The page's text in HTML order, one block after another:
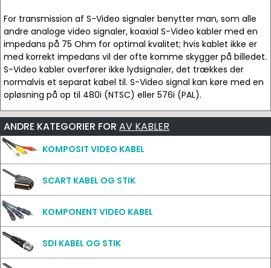
For transmission af S-Video signaler benytter man, som alle
andre analoge video signaler, koaxial S-Video kabler med en
impedans på 75 Ohm for optimal kvalitet; hvis kablet ikke er
med korrekt impedans vil der ofte komme skygger på billedet.
S-Video kabler overfører ikke lydsignaler, det trækkes der
normalvis et separat kabel til. S-Video signal kan køre med en
opløsning på op til 480i (NTSC) eller 576i (PAL).
ANDRE KATEGORIER FOR AV KABLER
KOMPOSIT VIDEO KABEL
SCART KABEL OG STIK
KOMPONENT VIDEO KABEL
SDI KABEL OG STIK